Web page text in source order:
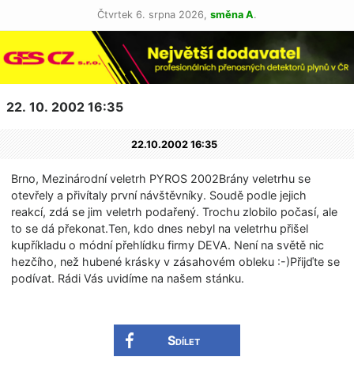
Čtvrtek 6. srpna 2026, směna A.
22. 10. 2002 16:35
22.10.2002 16:35
Brno, Mezinárodní veletrh PYROS 2002Brány veletrhu se
otevřely a přivítaly první návštěvníky. Soudě podle jejich
reakcí, zdá se jim veletrh podařený. Trochu zlobilo počasí, ale
to se dá překonat.Ten, kdo dnes nebyl na veletrhu přišel
kupříkladu o módní přehlídku firmy DEVA. Není na světě nic
hezčího, než hubené krásky v zásahovém obleku :-)Přijďte se
podívat. Rádi Vás uvidíme na našem stánku.
Sdílet